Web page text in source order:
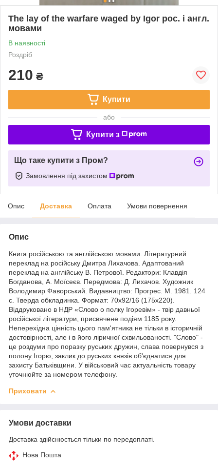
The lay of the warfare waged by Igor рос. і англ.
мовами
В наявності
Роздріб
210 ₴
Купити
або
Купити з
Що таке купити з Пром?
Замовлення під захистом
Опис Доставка Оплата Умови повернення
Опис
Книга російською та англійською мовами. Літературний
переклад на російську Дмитра Лихачова. Адаптований
переклад на англійську В. Петрової. Редактори: Клавдія
Богданова, А. Моїсеєв. Передмова: Д. Лихачов. Художник
Володимир Фаворський. Видавництво: Прогрес. М. 1981. 124
с. Тверда обкладинка. Формат: 70x92/16 (175х220).
Віддруковано в НДР «Слово о полку Ігоревім» - твір давньої
російської літератури, присвячене подіям 1185 року.
Неперехідна цінність цього пам'ятника не тільки в історичній
достовірності, але і в його ліричної схвильованості. "Слово" -
це роздуми про поразку руських дружин, слава повернувся з
полону Ігорю, заклик до руських князів об'єднатися для
захисту Батьківщини. У військовий час актуальність товару
уточнюйте за номером телефону.
Приховати
Умови доставки
Доставка здійснюється тільки по передоплаті.
Нова Пошта